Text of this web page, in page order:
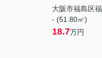
大阪市福島区
- (51.80㎡)
18.7万円